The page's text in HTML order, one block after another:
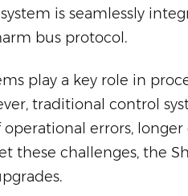
is seamlessly
bus protocol.
play a key role in
traditional control
errors,
these challenges, the